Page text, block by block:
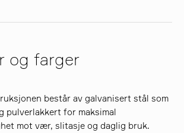
og farger
består av galvanisert stål som
pulverlakkert for maksimal
mot vær, slitasje og daglig bruk.